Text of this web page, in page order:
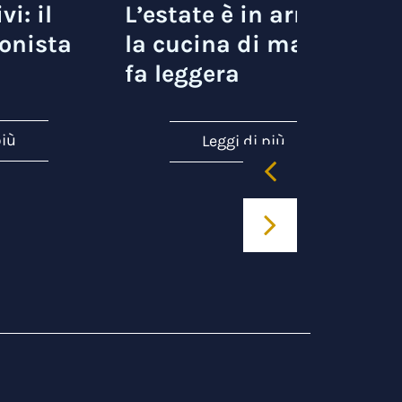
il
L’estate è in arrivo e
la cucina di mare si
fa leggera
Leggi di più